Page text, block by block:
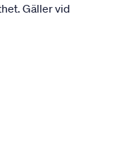
Gäller vid